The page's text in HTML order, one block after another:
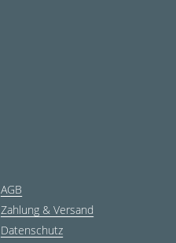
AGB
Zahlung & Versand
Datenschutz